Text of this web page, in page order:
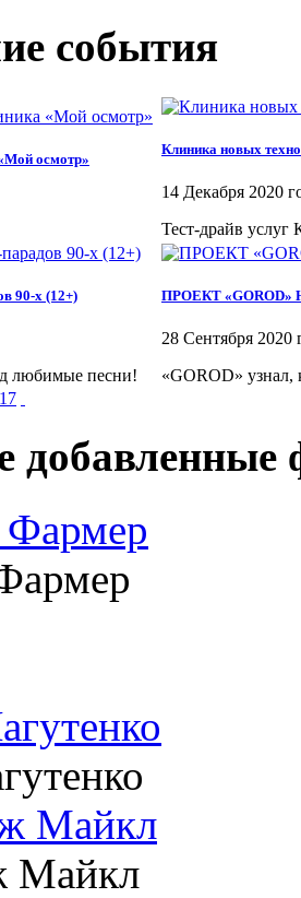
события
осмотр»
Клиника новых
14 Декабря 2020
Тест-драйв
90-х (12+)
любимые песни!
ПРОЕКТ «GOROD»
28 Сентября 2020
«GOROD»
17
добавленные
Майкл